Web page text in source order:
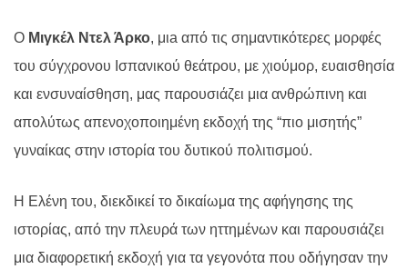
Ο Μιγκέλ Ντελ Άρκο, μιa από τις σημαντικότερες μορφές
του σύγχρονου Ισπανικού θεάτρου, με χιούμορ, ευαισθησία
και ενσυναίσθηση, μας παρουσιάζει μια ανθρώπινη και
απολύτως απενοχοποιημένη εκδοχή της “πιο μισητής”
γυναίκας στην ιστορία του δυτικού πολιτισμού.
Η Ελένη του, διεκδικεί το δικαίωμα της αφήγησης της
ιστορίας, από την πλευρά των ηττημένων και παρουσιάζει
μια διαφορετική εκδοχή για τα γεγονότα που οδήγησαν την